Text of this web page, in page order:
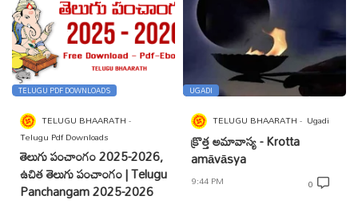
TELUGU PDF DOWNLOADS
TELUGU BHAARATH
Telugu Pdf Downloads
తెలుగు పంచాంగం 2025-2026,
ఉచిత తెలుగు పంచాంగం | Telugu
Panchangam 2025-2026
UGADI
TELUGU BHAARATH Ugadi
క్రొత్త అమావాస్య - Krotta
amāvāsya
9:44 PM 0